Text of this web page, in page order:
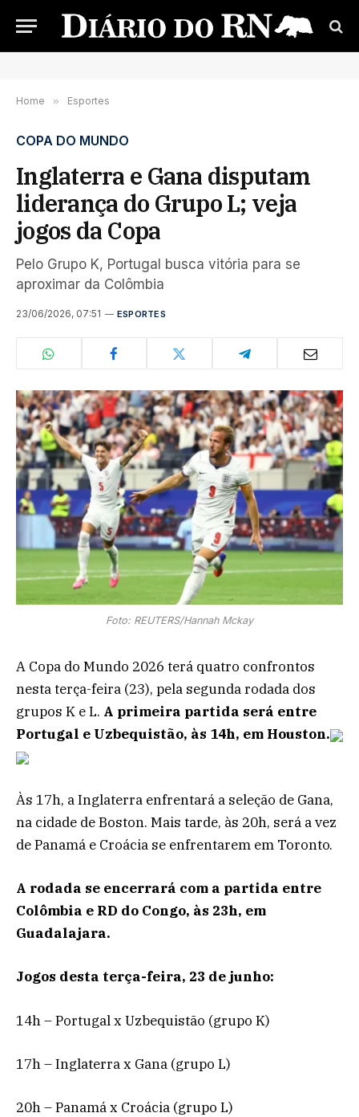
Home » Esportes
COPA DO MUNDO
Inglaterra e Gana disputam
liderança do Grupo L; veja
jogos da Copa
Pelo Grupo K, Portugal busca vitória para se
aproximar da Colômbia
23/06/2026, 07:51 ESPORTES
Foto: REUTERS/Hannah Mckay
A Copa do Mundo 2026 terá quatro confrontos
nesta terça-feira (23), pela segunda rodada dos
grupos K e L. A primeira partida será entre
Portugal e Uzbequistão, às 14h, em Houston.
Às 17h, a Inglaterra enfrentará a seleção de Gana,
na cidade de Boston. Mais tarde, às 20h, será a vez
de Panamá e Croácia se enfrentarem em Toronto.
A rodada se encerrará com a partida entre
Colômbia e RD do Congo, às 23h, em
Guadalajara.
Jogos desta terça-feira, 23 de junho:
14h – Portugal x Uzbequistão (grupo K)
17h – Inglaterra x Gana (grupo L)
20h – Panamá x Croácia (grupo L)